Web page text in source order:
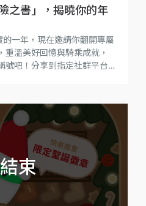
之書」，揭曉你的年
一年，現在邀請你翻開專屬
溫美好回憶與騎乘成就，
號吧！分享到指定社群平台